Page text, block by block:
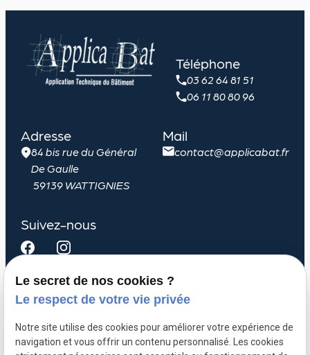
Téléphone
03 62 64 81 51
06 11 80 80 96
Adresse
84 bis rue du Général
De Gaulle
59139 WATTIGNIES
Mail
contact@applicabat.fr
Suivez-nous
Menuiserie extérieure
Métallerie
Plomberie sanitaire
Le secret de nos cookies ?
Le respect de votre vie privée
Notre site utilise des cookies pour améliorer votre expérience de
navigation et vous offrir un contenu personnalisé. Les cookies